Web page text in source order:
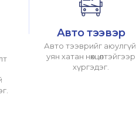
Авто тээвэр
Авто тээврийг аюулгүй,
уян хатан нөхцөлтэйгээр
хүргэдэг.